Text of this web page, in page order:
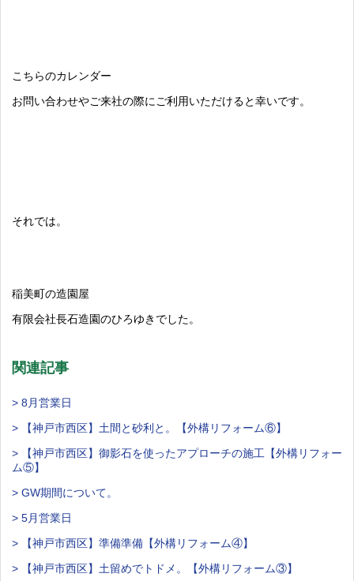
こちらのカレンダー
お問い合わせやご来社の際にご利用いただけると幸いです。
それでは。
稲美町の造園屋
有限会社長石造園のひろゆきでした。
関連記事
> 8月営業日
> 【神戸市西区】土間と砂利と。【外構リフォーム⑥】
> 【神戸市西区】御影石を使ったアプローチの施工【外構リフォー
ム⑤】
> GW期間について。
> 5月営業日
> 【神戸市西区】準備準備【外構リフォーム④】
> 【神戸市西区】土留めでトドメ。【外構リフォーム③】